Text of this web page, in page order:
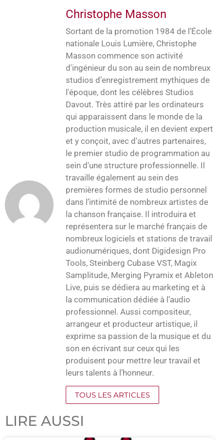
Christophe Masson
Sortant de la promotion 1984 de l’École
nationale Louis Lumière, Christophe
Masson commence son activité
d'ingénieur du son au sein de nombreux
studios d’enregistrement mythiques de
l'époque, dont les célèbres Studios
Davout. Très attiré par les ordinateurs
qui apparaissent dans le monde de la
production musicale, il en devient expert
et y conçoit, avec d'autres partenaires,
le premier studio de programmation au
sein d'une structure professionnelle. Il
travaille également au sein des
premières formes de studio personnel
dans l’intimité de nombreux artistes de
la chanson française. Il introduira et
représentera sur le marché français de
nombreux logiciels et stations de travail
audionumériques, dont Digidesign Pro
Tools, Steinberg Cubase VST, Magix
Samplitude, Merging Pyramix et Ableton
Live, puis se dédiera au marketing et à
la communication dédiée à l’audio
professionnel. Aussi compositeur,
arrangeur et producteur artistique, il
exprime sa passion de la musique et du
son en écrivant sur ceux qui les
produisent pour mettre leur travail et
leurs talents à l’honneur.
TOUS LES ARTICLES
LIRE AUSSI